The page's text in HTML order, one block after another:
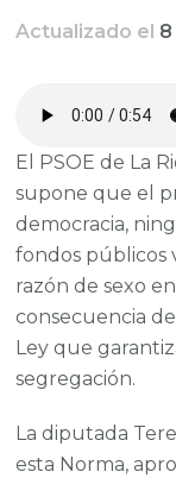
Actualizado el
El PSOE de La
supone que el
democracia,
fondos públicos
razón de sexo
consecuencia
Ley que
segregación.
La diputada
esta Norma,